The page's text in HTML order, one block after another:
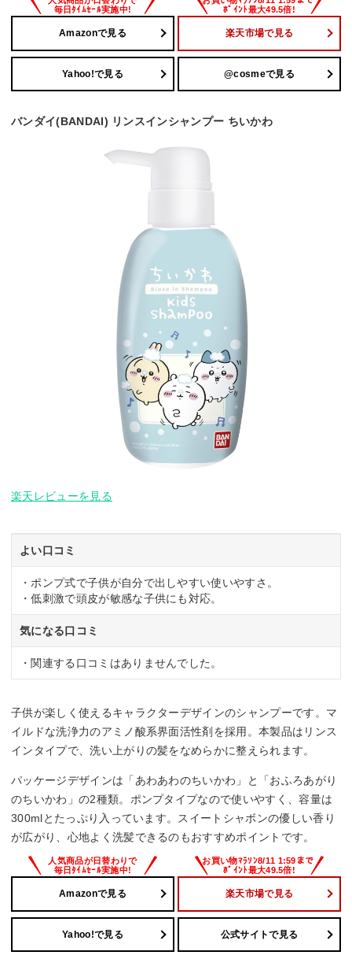
Amazonで見る 楽天市場で見る
Yahoo!で見る @cosmeで見る
バンダイ(BANDAI) リンスインシャンプー ちいかわ
楽天レビューを見る
よい口コミ
・ポンプ式で子供が自分で出しやすい使いやすさ。
・低刺激で頭皮が敏感な子供にも対応。
気になる口コミ
・関連する口コミはありませんでした。
子供が楽しく使えるキャラクターデザインのシャンプーです。マ
イルドな洗浄力のアミノ酸系界面活性剤を採用。本製品はリンス
インタイプで、洗い上がりの髪をなめらかに整えられます。
パッケージデザインは「あわあわのちいかわ」と「おふろあがり
のちいかわ」の2種類。ポンプタイプなので使いやすく、容量は
300mlとたっぷり入っています。スイートシャボンの優しい香り
が広がり、心地よく洗髪できるのもおすすめポイントです。
Amazonで見る 楽天市場で見る
Yahoo!で見る 公式サイトで見る